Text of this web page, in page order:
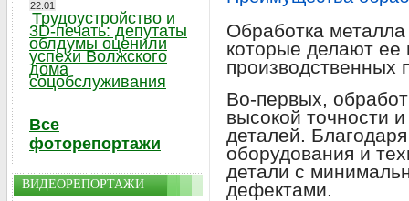
Обработка
которые делают
производственных
Во-первых,
высокой точности
деталей.
оборудования и
детали с
дефектами.
22.01
Трудоустройство и
3D-печать: депутаты
облдумы оценили
успехи Волжского
дома
соцобслуживания
Все
фоторепортажи
ВИДЕОРЕПОРТАЖИ